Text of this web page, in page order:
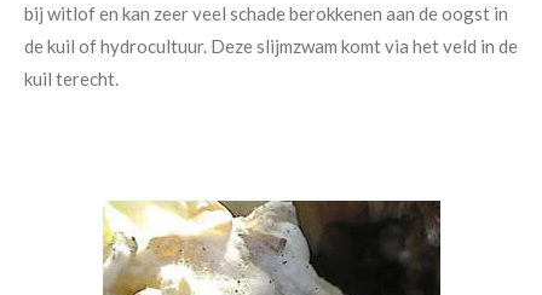
bij witlof en kan zeer veel schade berokkenen aan de oogst in
de kuil of hydrocultuur. Deze slijmzwam komt via het veld in de
kuil terecht.